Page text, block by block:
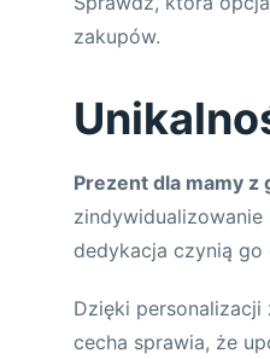
zakupów.
Prezent dla mamy z
dedykacja czynią go
Dzięki personalizacji
cecha sprawia, że